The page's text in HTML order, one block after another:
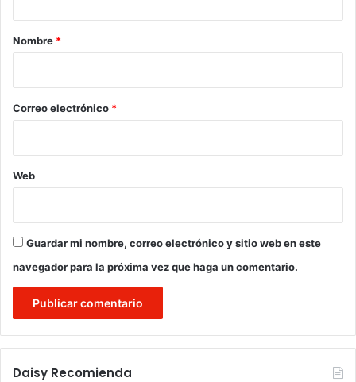
r
*
Nombre *
Correo electrónico *
Web
Guardar mi nombre, correo electrónico y sitio web en este
navegador para la próxima vez que haga un comentario.
Daisy Recomienda